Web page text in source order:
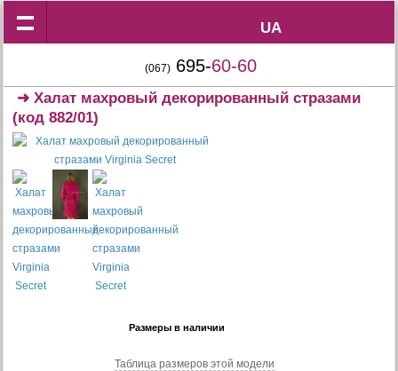
UA
UA
(067) 695-60-60
➜Халат махровый декорированный стразами
(код 882/01)
Размеры в наличии
Таблица размеров этой модели